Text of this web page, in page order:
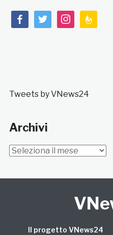
facebooktwitterinstagram
Tweets by VNews24
Archivi
Archivi
Il progetto VNews24